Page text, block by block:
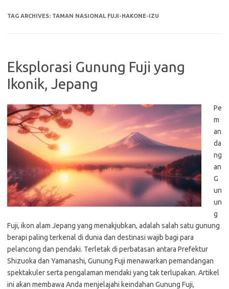
TAG ARCHIVES: TAMAN NASIONAL FUJI-HAKONE-IZU
Eksplorasi Gunung Fuji yang
Ikonik, Jepang
Pe
m
an
da
ng
an
G
un
un
g
Fuji, ikon alam Jepang yang menakjubkan, adalah salah satu gunung
berapi paling terkenal di dunia dan destinasi wajib bagi para
pelancong dan pendaki. Terletak di perbatasan antara Prefektur
Shizuoka dan Yamanashi, Gunung Fuji menawarkan pemandangan
spektakuler serta pengalaman mendaki yang tak terlupakan. Artikel
ini akan membawa Anda menjelajahi keindahan Gunung Fuji,